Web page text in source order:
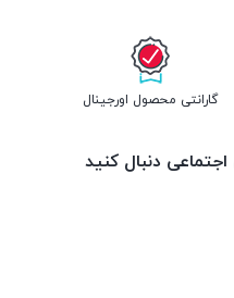
گارانتی محصول اورجینال
دنبال کنید